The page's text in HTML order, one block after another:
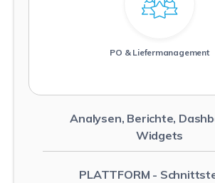
PO & Liefermanagement
Analysen, Berichte,
Widgets
PLATTFORM -